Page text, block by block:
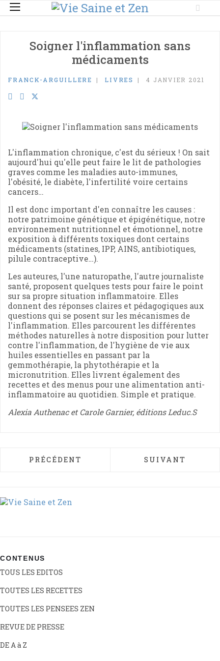
Soigner l'inflammation sans
médicaments
FRANCK-ARGUILLERE LIVRES 4 JANVIER 2021
L'inflammation chronique, c'est du sérieux ! On sait
aujourd'hui qu'elle peut faire le lit de pathologies
graves comme les maladies auto-immunes,
l'obésité, le diabète, l'infertilité voire certains
cancers…
Il est donc important d'en connaître les causes :
notre patrimoine génétique et épigénétique, notre
environnement nutritionnel et émotionnel, notre
exposition à différents toxiques dont certains
médicaments (statines, IPP, AINS, antibiotiques,
pilule contraceptive…).
Les auteures, l'une naturopathe, l'autre journaliste
santé, proposent quelques tests pour faire le point
sur sa propre situation inflammatoire. Elles
donnent des réponses claires et pédagogiques aux
questions qui se posent sur les mécanismes de
l'inflammation. Elles parcourent les différentes
méthodes naturelles à notre disposition pour lutter
contre l'inflammation, de l'hygiène de vie aux
huiles essentielles en passant par la
gemmothérapie, la phytothérapie et la
micronutrition. Elles livrent également des
recettes et des menus pour une alimentation anti-
inflammatoire au quotidien. Simple et pratique.
Alexia Authenac et Carole Garnier, éditions Leduc.S
ARTICLE PRÉCÉDENT : LA TECHNIQUE
PRÉCÉDENT ARTICLE
SUIVANT
CONTENUS
TOUS LES EDITOS
TOUTES LES RECETTES
TOUTES LES PENSEES ZEN
REVUE DE PRESSE
DE A à Z